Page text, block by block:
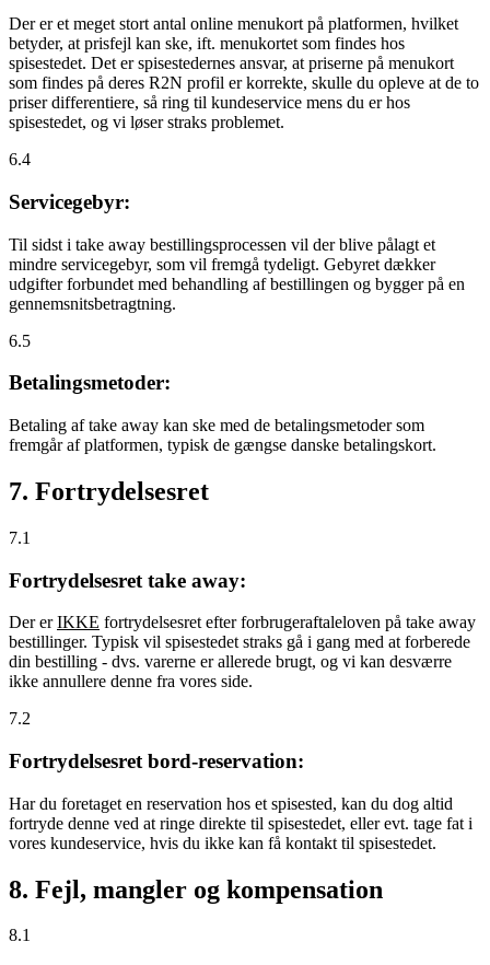
Der er et meget stort antal online menukort på platformen, hvilket
betyder, at prisfejl kan ske, ift. menukortet som findes hos
spisestedet. Det er spisestedernes ansvar, at priserne på menukort
som findes på deres R2N profil er korrekte, skulle du opleve at de to
priser differentiere, så ring til kundeservice mens du er hos
spisestedet, og vi løser straks problemet.
6.4
Servicegebyr:
Til sidst i take away bestillingsprocessen vil der blive pålagt et
mindre servicegebyr, som vil fremgå tydeligt. Gebyret dækker
udgifter forbundet med behandling af bestillingen og bygger på en
gennemsnitsbetragtning.
6.5
Betalingsmetoder:
Betaling af take away kan ske med de betalingsmetoder som
fremgår af platformen, typisk de gængse danske betalingskort.
7. Fortrydelsesret
7.1
Fortrydelsesret take away:
Der erIKKE fortrydelsesret efter forbrugeraftaleloven på take away
bestillinger. Typisk vil spisestedet straks gå i gang med at forberede
din bestilling - dvs. varerne er allerede brugt, og vi kan desværre
ikke annullere denne fra vores side.
7.2
Fortrydelsesret bord-reservation:
Har du foretaget en reservation hos et spisested, kan du dog altid
fortryde denne ved at ringe direkte til spisestedet, eller evt. tage fat i
vores kundeservice, hvis du ikke kan få kontakt til spisestedet.
8. Fejl, mangler og kompensation
8.1